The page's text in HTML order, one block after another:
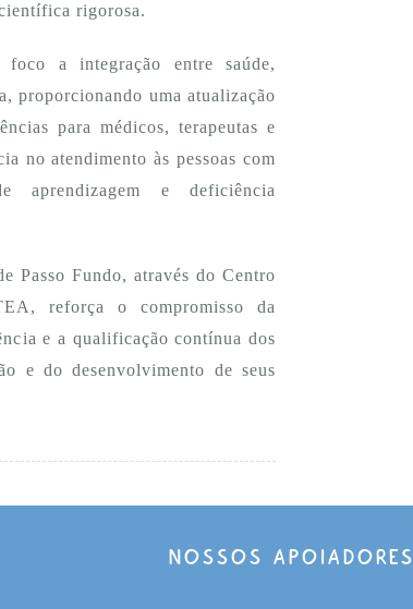
rigorosa.
a integração entre saúde,
proporcionando uma atualização
para médicos, terapeutas e
no atendimento às pessoas com
aprendizagem e deficiência
Passo Fundo, através do Centro
reforça o compromisso da
e a qualificação contínua dos
e do desenvolvimento de seus
NOSSOS APOIADORES